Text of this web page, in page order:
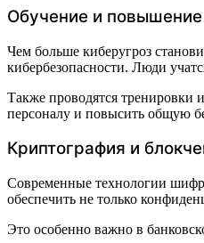
Обучение и
Чем больше киберугроз
кибербезопасности. Люди
Также проводятся тренировки
персоналу и повысить общую
Криптография и
Современные технологии
обеспечить не только
Это особенно важно в